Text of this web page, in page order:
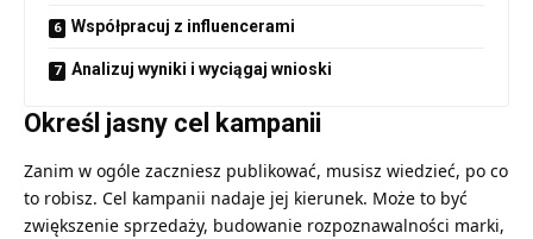
Współpracuj z influencerami
Analizuj wyniki i wyciągaj wnioski
Określ jasny cel kampanii
Zanim w ogóle zaczniesz publikować, musisz wiedzieć, po co
to robisz. Cel kampanii nadaje jej kierunek. Może to być
zwiększenie sprzedaży, budowanie rozpoznawalności marki,